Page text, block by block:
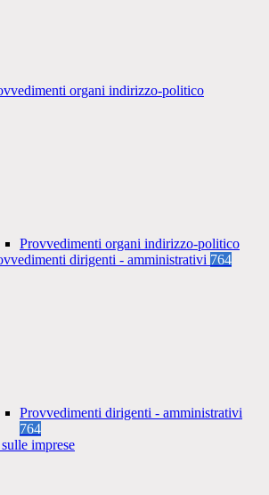
organi indirizzo-politico
Provvedimenti organi indirizzo-politico
dirigenti - amministrativi 764
Provvedimenti dirigenti - amministrativi
764
imprese